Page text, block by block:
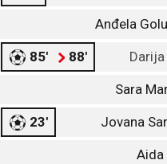
Anđela
85' 88'
Sara
23' Jovana
Aida